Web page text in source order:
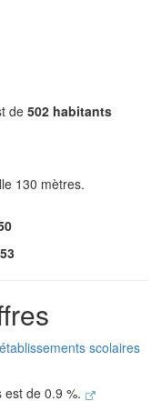
de 502 habitants
130 mètres.
scolaires
de 0.9 %.